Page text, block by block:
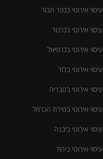
עיסוי אירוטי בכפר תבור
עיסוי אירוטי בכרכור
עיסוי אירוטי בכרמיאל
עיסוי אירוטי בלוד
עיסוי אירוטי בטבריה
עיסוי אירוטי בטירת הכרמל
עיסוי אירוטי ביבנה
עיסוי אירוטי ביהוד